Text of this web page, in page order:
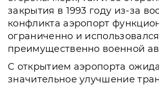
закрытия в 1993 году из-за
конфликта аэропорт
ограниченно и использовался
преимущественно военной
С открытием аэропорта
значительное улучшение